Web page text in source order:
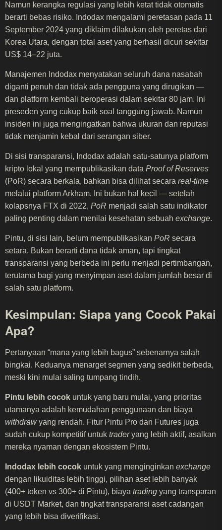
Namun kerangka regulasi yang lebih ketat tidak otomatis
berarti bebas risiko. Indodax mengalami peretasan pada 11
September 2024 yang diklaim dilakukan oleh peretas dari
Korea Utara, dengan total aset yang berhasil dicuri sekitar
US$ 14–22 juta.
Manajemen Indodax menyatakan seluruh dana nasabah
diganti penuh dan tidak ada pengguna yang dirugikan —
dan platform kembali beroperasi dalam sekitar 80 jam. Ini
preseden yang cukup baik soal tanggung jawab. Namun
insiden ini juga mengingatkan bahwa ukuran dan reputasi
tidak menjamin kebal dari serangan siber.
Di sisi transparansi, Indodax adalah satu-satunya platform
kripto lokal yang mempublikasikan data Proof of Reserves
(PoR) secara berkala, bahkan bisa dilihat secara real-time
melalui platform Arkham. Ini bukan hal kecil — setelah
kolapsnya FTX di 2022, PoR menjadi salah satu indikator
paling penting dalam menilai kesehatan sebuah exchange.
Pintu, di sisi lain, belum mempublikasikan PoR secara
setara. Bukan berarti dana tidak aman, tapi tingkat
transparansi yang berbeda ini perlu menjadi pertimbangan,
terutama bagi yang menyimpan aset dalam jumlah besar di
salah satu platform.
Kesimpulan: Siapa yang Cocok Pakai
Apa?
Pertanyaan “mana yang lebih bagus” sebenarnya salah
bingkai. Keduanya menarget segmen yang sedikit berbeda,
meski kini mulai saling tumpang tindih.
Pintu lebih cocok untuk yang baru mulai, yang prioritas
utamanya adalah kemudahan penggunaan dan biaya
withdrawyang rendah. Fitur Pintu Pro dan Futures juga
sudah cukup kompetitif untuk traderyang lebih aktif, asalkan
mereka nyaman dengan ekosistem Pintu.
Indodax lebih cocok untuk yang menginginkan exchange
dengan likuiditas lebih tinggi, pilihan aset lebih banyak
(400+ token vs 300+ di Pintu), biaya trading yang transparan
di USDT Market, dan tingkat transparansi aset cadangan
yang lebih bisa diverifikasi.